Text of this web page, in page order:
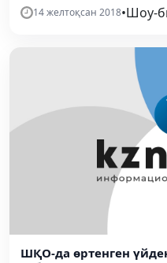
14 желтоқсан 2018•Шоу-
ШҚО-да өртенген